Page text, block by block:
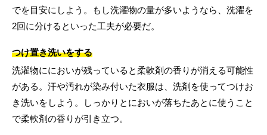
でを目安にしよう。もし洗濯物の量が多いようなら、洗濯を
2回に分けるといった工夫が必要だ。
つけ置き洗いをする
洗濯物ににおいが残っていると柔軟剤の香りが消える可能性
がある。汗や汚れが染み付いた衣服は、洗剤を使ってつけお
き洗いをしよう。しっかりとにおいが落ちたあとに使うこと
で柔軟剤の香りが引き立つ。